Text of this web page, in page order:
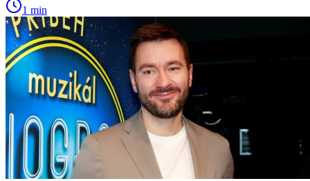
1 min